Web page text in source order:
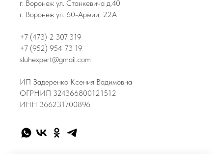
г. Воронеж ул. Станкевича д.40
г. Воронеж ул. 60-Армии, 22А
+7 (473) 2 307 319
+7 (952) 954 73 19
sluhexpert@gmail.com
ИП Задеренко Ксения Вадимовна
ОГРНИП 324366800121512
ИНН 366231700896